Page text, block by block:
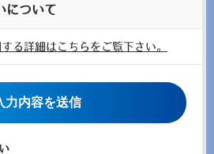
について
る詳細はこちらをご覧下さい。